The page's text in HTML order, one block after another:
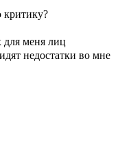
критику?
меня лиц
недостатки во мне